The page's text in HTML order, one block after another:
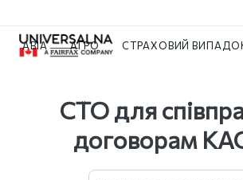
АВІА АГРО СТРАХОВИЙ
СТО для співпраці по договорам КАСКО
СТО для
договорам